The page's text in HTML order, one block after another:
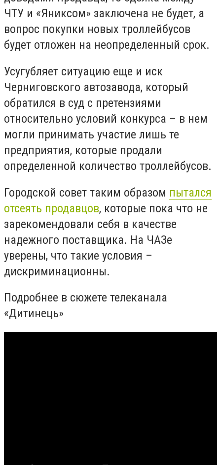
ЧТУ и «Яниксом» заключена не будет, а
вопрос покупки новых троллейбусов
будет отложен на неопределенный срок.
Усугубляет ситуацию еще и иск
Черниговского автозавода, который
обратился в суд с претензиями
относительно условий конкурса – в нем
могли принимать участие лишь те
предприятия, которые продали
определенной количество троллейбусов.
Городской совет таким образом пытался
отсеять продавцов, которые пока что не
зарекомендовали себя в качестве
надежного поставщика. На ЧАЗе
уверены, что такие условия –
дискриминационны.
Подробнее в сюжете телеканала
«Дитинець»